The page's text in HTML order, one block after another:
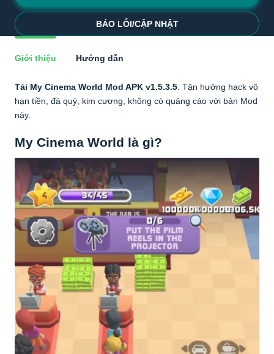
BÁO LỖI/CẬP NHẬT
Giới thiệu Hướng dẫn
Tải My Cinema World Mod APK v1.5.3.5 . Tận hưởng hack vô
hạn tiền, đá quý, kim cương, không có quảng cáo với bản Mod
này.
My Cinema World là gì?